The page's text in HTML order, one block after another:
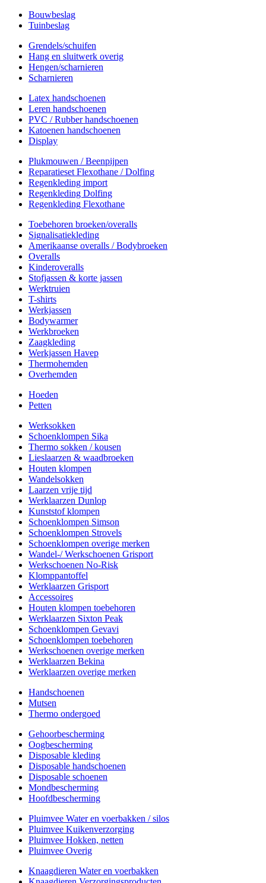
Bouwbeslag
Tuinbeslag
Grendels/schuifen
Hang en sluitwerk overig
Hengen/scharnieren
Scharnieren
Latex handschoenen
Leren handschoenen
PVC / Rubber handschoenen
Katoenen handschoenen
Display
Plukmouwen / Beenpijpen
Reparatieset Flexothane / Dolfing
Regenkleding import
Regenkleding Dolfing
Regenkleding Flexothane
Toebehoren broeken/overalls
Signalisatiekleding
Amerikaanse overalls / Bodybroeken
Overalls
Kinderoveralls
Stofjassen & korte jassen
Werktruien
T-shirts
Werkjassen
Bodywarmer
Werkbroeken
Zaagkleding
Werkjassen Havep
Thermohemden
Overhemden
Hoeden
Petten
Werksokken
Schoenklompen Sika
Thermo sokken / kousen
Lieslaarzen & waadbroeken
Houten klompen
Wandelsokken
Laarzen vrije tijd
Werklaarzen Dunlop
Kunststof klompen
Schoenklompen Simson
Schoenklompen Strovels
Schoenklompen overige merken
Wandel-/ Werkschoenen Grisport
Werkschoenen No-Risk
Klomppantoffel
Werklaarzen Grisport
Accessoires
Houten klompen toebehoren
Werklaarzen Sixton Peak
Schoenklompen Gevavi
Schoenklompen toebehoren
Werkschoenen overige merken
Werklaarzen Bekina
Werklaarzen overige merken
Handschoenen
Mutsen
Thermo ondergoed
Gehoorbescherming
Oogbescherming
Disposable kleding
Disposable handschoenen
Disposable schoenen
Mondbescherming
Hoofdbescherming
Pluimvee Water en voerbakken / silos
Pluimvee Kuikenverzorging
Pluimvee Hokken, netten
Pluimvee Overig
Knaagdieren Water en voerbakken